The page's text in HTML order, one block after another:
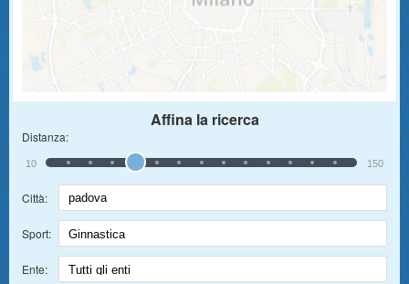
Affina la ricerca
Distanza:
10 150
Città:
Sport:
Ente: